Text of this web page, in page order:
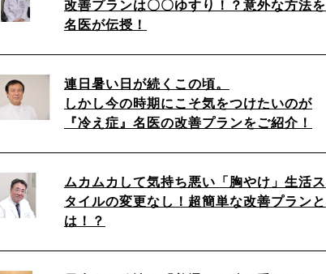
改善プランは〇〇ゆすり！？意外な方法を
名医が伝授！
連日暑い日が続くこの頃。
しかし今の時期にこそ気をつけたいのが
『冷え症』名医の改善プランをご紹介！
ムカムカして気持ち悪い「胸やけ」生活ス
タイルの変更なし！超簡単な改善プランと
は！？